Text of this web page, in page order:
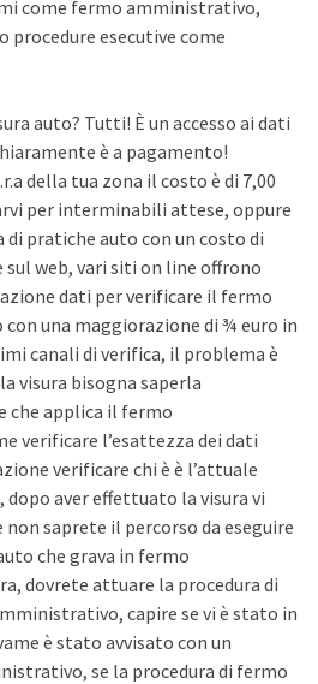
come fermo amministrativo,
esecutive come
auto? Tutti! È un accesso ai dati
è a pagamento!
della tua zona il costo è di 7,00
per interminabili attese, oppure
di pratiche auto con un costo di
sul web, vari siti on line offrono
dati per verificare il fermo
una maggiorazione di ¾ euro in
canali di verifica, il problema è
visura bisogna saperla
che applica il fermo
verificare l’esattezza dei dati
verificare chi è è l’attuale
dopo aver effettuato la visura vi
saprete il percorso da eseguire
che grava in fermo
dovrete attuare la procedura di
capire se vi è stato in
è stato avvisato con un
se la procedura di fermo